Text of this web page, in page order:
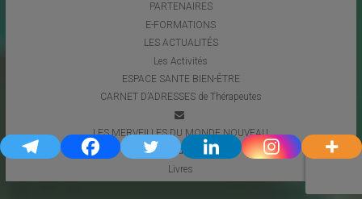
PARTENAIRES
E-FORMATIONS
LES ACTUALITÉS
Les Activités
ESPACE SANTE BIEN-ÊTRE
CARNET D’ADRESSES de Thérapeutes
LES MERVEILLES DU MONDE NOUVEAU
Coups de Coeur
Livres